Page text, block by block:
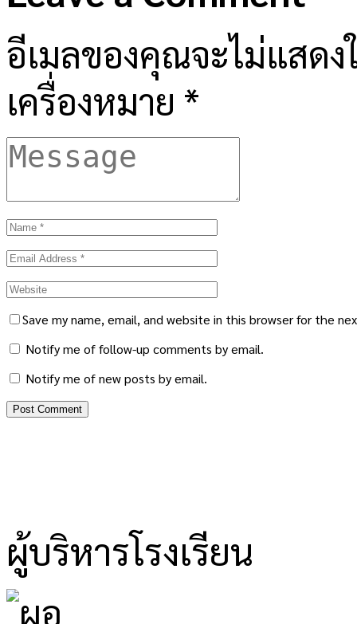
อีเมลของคุณจะไม่แสด
เครื่องหมาย *
Save my name, email, and website in this browser for the
Notify me of follow-up comments by email.
Notify me of new posts by email.
ผู้บริหารโรงเรียน